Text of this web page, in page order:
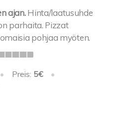
ajan. Hinta/laatusuhde
parhaita. Pizzat
pohjaa myöten.
• Preis: 5€
•